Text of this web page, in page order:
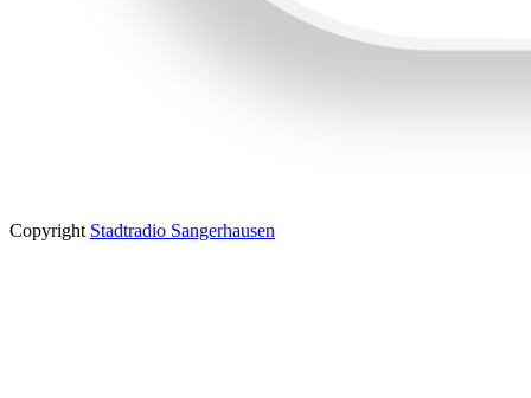
Copyright Stadtradio Sangerhausen